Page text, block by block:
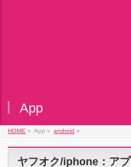
App
HOME » App » android »
ヤフオク/iphone：ア